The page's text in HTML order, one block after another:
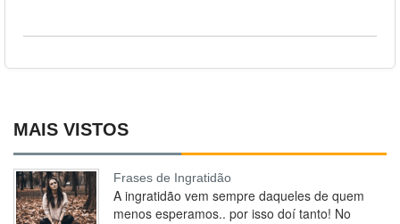
MAIS VISTOS
Frases de Ingratidão
A ingratidão vem sempre daqueles de quem
menos esperamos.. por isso doí tanto! No